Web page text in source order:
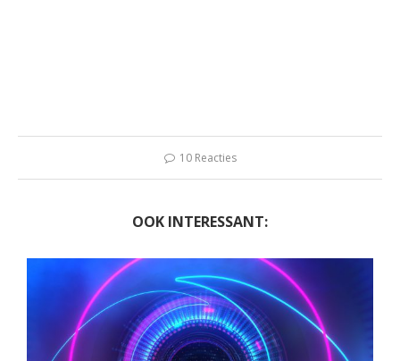
10 Reacties
OOK INTERESSANT: